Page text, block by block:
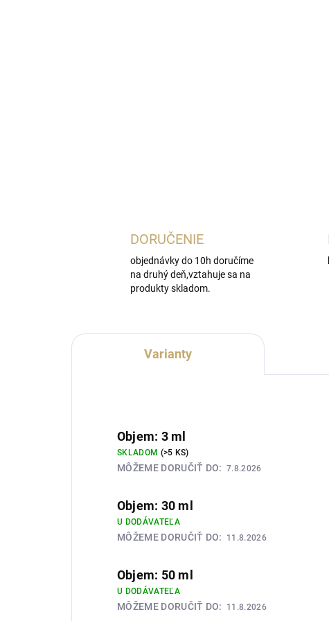
DORUČENIE
objednávky do 10h doručíme
na druhý deň,vztahuje sa na
produkty skladom.
Varianty
Objem: 3 ml
SKLADOM (>5 KS)
MÔŽEME DORUČIŤ DO: 7.8.2026
Objem: 30 ml
U DODÁVATEĽA
MÔŽEME DORUČIŤ DO: 11.8.2026
Objem: 50 ml
U DODÁVATEĽA
MÔŽEME DORUČIŤ DO: 11.8.2026